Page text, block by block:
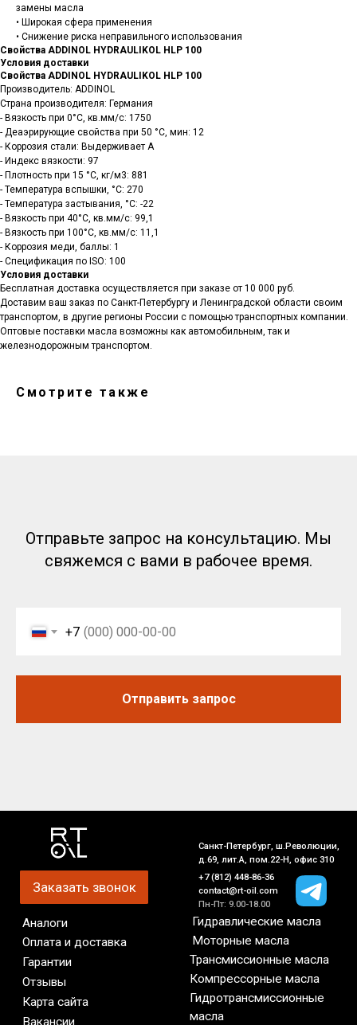
замены масла
• Широкая сфера применения
• Снижение риска неправильного использования
Свойства ADDINOL HYDRAULIKOL HLP 100
Условия доставки
Свойства ADDINOL HYDRAULIKOL HLP 100
Производитель: ADDINOL
Страна производителя: Германия
- Вязкость при 0°C, кв.мм/с: 1750
- Деаэрирующие свойства при 50 °C, мин: 12
- Коррозия стали: Выдерживает A
- Индекс вязкости: 97
- Плотность при 15 °С, кг/м3: 881
- Температура вспышки, °C: 270
- Температура застывания, °C: -22
- Вязкость при 40°C, кв.мм/с: 99,1
- Вязкость при 100°C, кв.мм/с: 11,1
- Коррозия меди, баллы: 1
- Спецификация по ISO: 100
Условия доставки
Бесплатная доставка осуществляется при заказе от 10 000 руб.
Доставим ваш заказ по Санкт-Петербургу и Ленинградской области своим
транспортом, в другие регионы России с помощью транспортных компании.
Оптовые поставки масла возможны как автомобильным, так и
железнодорожным транспортом.
Смотрите также
Отправьте запрос на консультацию. Мы
свяжемся с вами в рабочее время.
+7
Отправить запрос
contact@rt-oil.com
Санкт-Петербург, ш.Революции,
д.69, лит.А, пом.22-Н, офис 310
+7 (812) 448-86-36
Оплата и доставка
Гидротрансмиссионные
обработки персональных данных
Заказать звонок
Карта сайта